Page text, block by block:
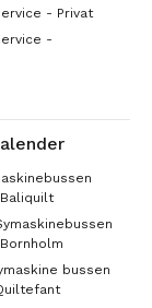
- Privat
-
bussen